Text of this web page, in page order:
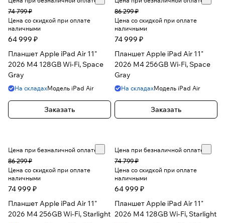
74 799 ₽
Цена со скидкой при оплате
наличными
64 999 ₽
Планшет Apple iPad Air 11"
2026 M4 128GB Wi-Fi, Space
Gray
На складахМодель iPad Air
Заказать
86 299 ₽
Цена со скидкой при оплате
наличными
74 999 ₽
Планшет Apple iPad Air 11"
2026 M4 256GB Wi-Fi, Space
Gray
На складахМодель iPad Air
Заказать
Цена при безналичной оплате
86 299 ₽
Цена со скидкой при оплате
наличными
74 999 ₽
Планшет Apple iPad Air 11"
2026 M4 256GB Wi-Fi, Starlight
Цена при безналичной оплате
74 799 ₽
Цена со скидкой при оплате
наличными
64 999 ₽
Планшет Apple iPad Air 11"
2026 M4 128GB Wi-Fi, Starlight